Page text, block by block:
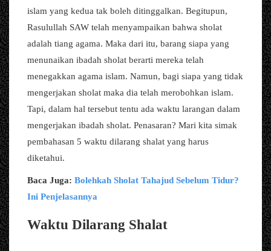
islam yang kedua tak boleh ditinggalkan. Begitupun,
Rasulullah SAW telah menyampaikan bahwa sholat
adalah tiang agama. Maka dari itu, barang siapa yang
menunaikan ibadah sholat berarti mereka telah
menegakkan agama islam. Namun, bagi siapa yang tidak
mengerjakan sholat maka dia telah merobohkan islam.
Tapi, dalam hal tersebut tentu ada waktu larangan dalam
mengerjakan ibadah sholat. Penasaran? Mari kita simak
pembahasan 5 waktu dilarang shalat yang harus
diketahui.
Baca Juga: Bolehkah Sholat Tahajud Sebelum Tidur?
Ini Penjelasannya
Waktu Dilarang Shalat